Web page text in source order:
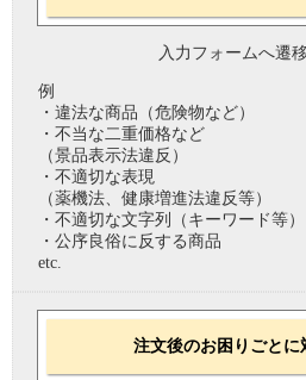
入力フォームへ遷
例
・違法な商品（危険物など）
・不当な二重価格など
（景品表示法違反）
・不適切な表現
（薬機法、健康増進法違反等）
・不適切な文字列（キーワード等）
・公序良俗に反する商品
etc.
注文後のお困りごとに